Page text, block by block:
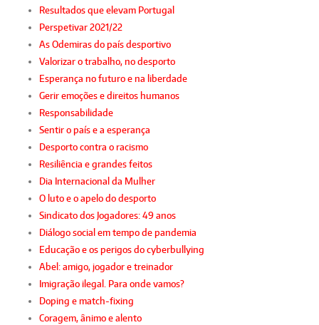
Resultados que elevam Portugal
Perspetivar 2021/22
As Odemiras do país desportivo
Valorizar o trabalho, no desporto
Esperança no futuro e na liberdade
Gerir emoções e direitos humanos
Responsabilidade
Sentir o país e a esperança
Desporto contra o racismo
Resiliência e grandes feitos
Dia Internacional da Mulher
O luto e o apelo do desporto
Sindicato dos Jogadores: 49 anos
Diálogo social em tempo de pandemia
Educação e os perigos do cyberbullying
Abel: amigo, jogador e treinador
Imigração ilegal. Para onde vamos?
Doping e match-fixing
Coragem, ânimo e alento